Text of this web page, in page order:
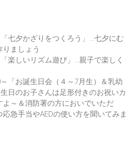
七夕かざりをつくろう」…七夕にむ
ましょう
楽しいリズム遊び」…親子で楽しく
「お誕生日会（４～7月生）＆乳幼
日のお子さんは足形付きのお祝いカ
～＆消防署の方においでいただ
急手当やAEDの使い方を聞いてみま